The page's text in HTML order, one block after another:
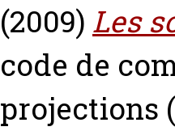
(2009) Les
code de
projections